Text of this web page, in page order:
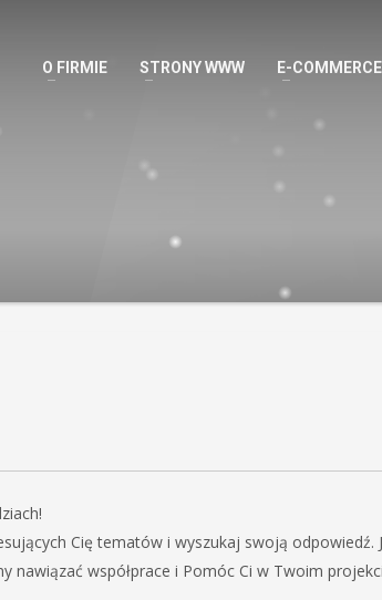
O FIRMIE STRONY WWW E-COMMERCE
Cię tematów i wyszukaj swoją odpowiedź.
nawiązać współprace i Pomóc Ci w Twoim